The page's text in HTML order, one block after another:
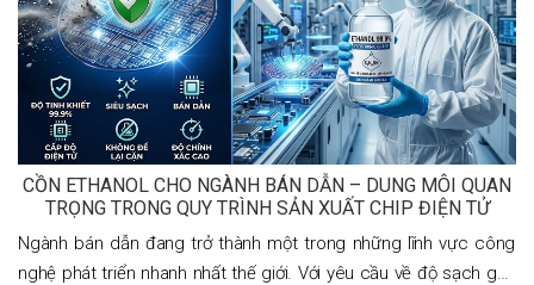
CỒN ETHANOL CHO NGÀNH BÁN DẪN – DUNG MÔI QUAN
TRỌNG TRONG QUY TRÌNH SẢN XUẤT CHIP ĐIỆN TỬ
Ngành bán dẫn đang trở thành một trong những lĩnh vực công
nghệ phát triển nhanh nhất thế giới. Với yêu cầu về độ sạch gần